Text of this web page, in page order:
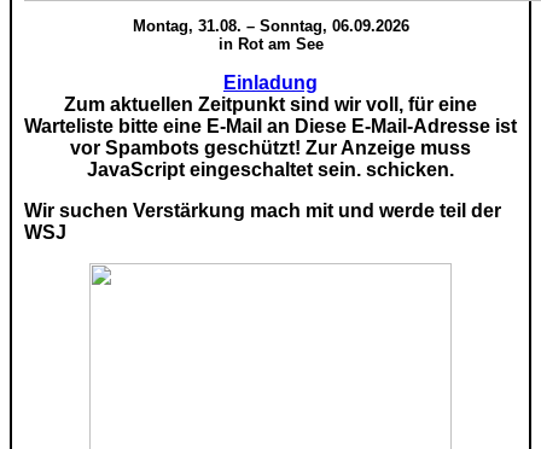
Montag, 31.08. – Sonntag, 06.09.2026
in Rot am See
Einladung
Zum aktuellen Zeitpunkt sind wir voll, für eine
Warteliste bitte eine E-Mail an Diese E-Mail-Adresse ist
vor Spambots geschützt! Zur Anzeige muss
JavaScript eingeschaltet sein. schicken.
Wir suchen Verstärkung mach mit und werde teil der
WSJ